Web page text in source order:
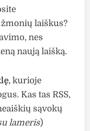
laiškus?
nes
naują laišką.
, kurioje
Kas tas RSS,
sąvokų
lameris)